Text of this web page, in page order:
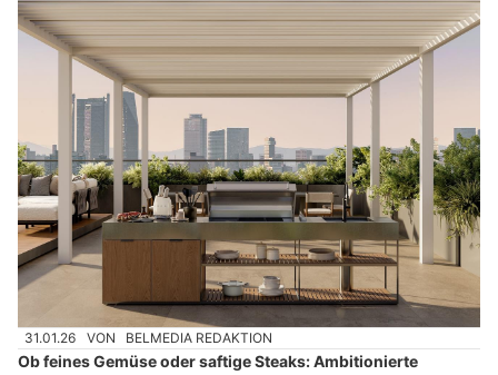
31.01.26 VON BELMEDIA REDAKTION
Ob feines Gemüse oder saftige Steaks: Ambitionierte